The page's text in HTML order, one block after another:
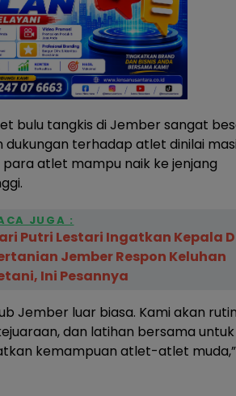
bulu tangkis di Jember sangat
dukungan terhadap atlet dinilai
atlet mampu naik ke jenjang
JUGA :
Putri Lestari Ingatkan Kepala
Jember Respon Keluhan
Ini Pesannya
Jember luar biasa. Kami akan rutin
dan latihan bersama untuk
kemampuan atlet-atlet